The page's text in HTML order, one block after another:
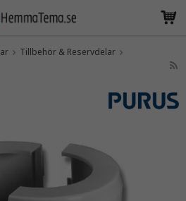
blivit tillagd i varukorgen
Tillbehör & Reservdelar